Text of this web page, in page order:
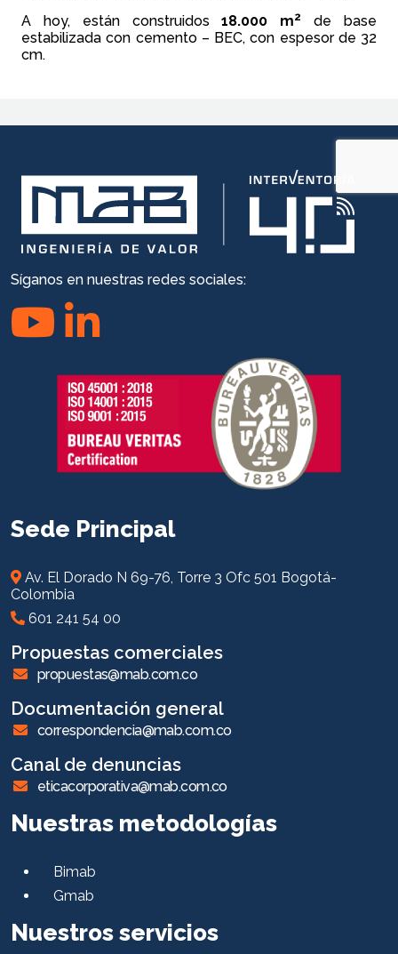
A hoy, están construidos18.000 m2
de base
estabilizada con cemento – BEC, con espesor de 32
cm.
Síganos en nuestras redes sociales:
Sede Principal
Av. El Dorado N 69-76, Torre 3 Ofc 501 Bogotá-
Colombia
601 241 54 00
Propuestas comerciales
propuestas@mab.com.co
Documentación general
correspondencia@mab.com.co
Canal de denuncias
eticacorporativa@mab.com.co
Nuestras metodologías
Bimab
Gmab
Nuestros servicios